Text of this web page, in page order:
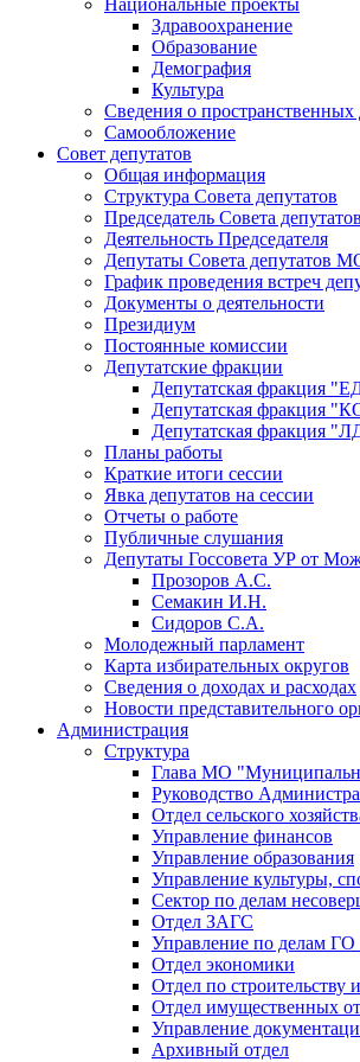
Здравоохранение
Образование
Демография
Культура
Сведения о
Самообложение
Совет депутатов
Общая информация
Структура Совета депутатов
Председатель Совета депутатов
Деятельность Председателя
Депутаты Совета депутатов
График проведения встреч
Документы о деятельности
Президиум
Постоянные комиссии
Депутатские фракции
Депутатская
Депутатская
Депутатская фракция
Планы работы
Краткие итоги сессии
Явка депутатов на сессии
Отчеты о работе
Публичные слушания
Депутаты Госсовета УР от
Прозоров А.С.
Семакин И.Н.
Сидоров С.А.
Молодежный парламент
Карта избирательных округов
Сведения о доходах и расходах
Новости представительного
Администрация
Структура
Глава МО
Руководство
Отдел сельского
Управление финансов
Управление образования
Управление культуры,
Сектор по делам
Отдел ЗАГС
Управление по делам
Отдел экономики
Отдел по
Отдел имущественных
Управление
Архивный отдел